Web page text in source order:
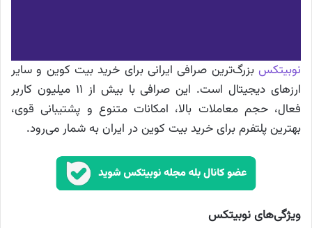
نوبیتکس بزرگ‌ترین صرافی ایرانی برای خرید بیت کوین و سایر
ارزهای دیجیتال است. این صرافی با بیش از ۱۱ میلیون کاربر
فعال، حجم معاملات بالا، امکانات متنوع و پشتیبانی قوی،
بهترین پلتفرم برای خرید بیت کوین در ایران به شمار می‌رود.
ویژگی‌های نوبیتکس